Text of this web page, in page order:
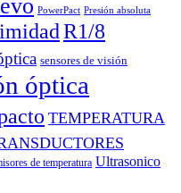
PowerPact Presión absoluta
R1/8
sensores de visión
óptica
TEMPERATURA
de temperatura Ultrasonico